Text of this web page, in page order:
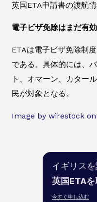
英国ETA申請書の渡航
電子ビザ免除はまだ有
ETAは電子ビザ免除制
である。具体的には、
ト、オマーン、カター
民が対象となる。
Image by wirestock
イギリスを
英国ETAを
今すぐ申し込む